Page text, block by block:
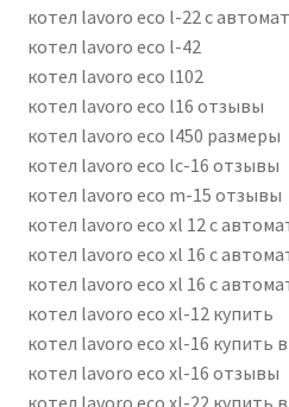
котел lavoro eco l-22 с
котел lavoro eco l-42
котел lavoro eco l102
котел lavoro eco l16 отзывы
котел lavoro eco l450 размеры
котел lavoro eco lc-16 отзывы
котел lavoro eco m-15 отзывы
котел lavoro eco xl 12 с
котел lavoro eco xl 16 с
котел lavoro eco xl 16 с
котел lavoro eco xl-12 купить
котел lavoro eco xl-16 купить
котел lavoro eco xl-16 отзывы
котел lavoro eco xl-22 купить